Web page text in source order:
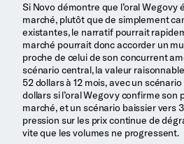
Si Novo démontre que l’oral Wegovy
marché, plutôt que de simplement
existantes, le narratif pourrait
marché pourrait donc accorder un
proche de celui de son concurrent
scénario central, la valeur
52 dollars à 12 mois, avec un
dollars si l’oral Wegovy confirme son
marché, et un scénario baissier vers
pression sur les prix continue de
vite que les volumes ne progressent.